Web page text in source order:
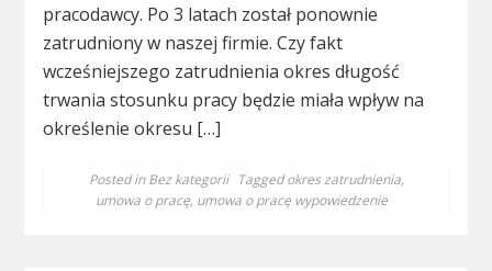
pracodawcy. Po 3 latach został ponownie
zatrudniony w naszej firmie. Czy fakt
wcześniejszego zatrudnienia okres długość
trwania stosunku pracy będzie miała wpływ na
określenie okresu […]
Posted inBez kategorii Taggedokres zatrudnienia,
umowa o pracę, umowa o pracę wypowiedzenie